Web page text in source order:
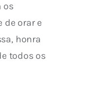
os
de orar e
honra
todos os